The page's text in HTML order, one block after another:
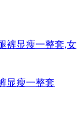
显瘦一整套